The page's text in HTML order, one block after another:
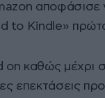
αποφάσισε
to Kindle»
on καθώς
επεκτάσεις